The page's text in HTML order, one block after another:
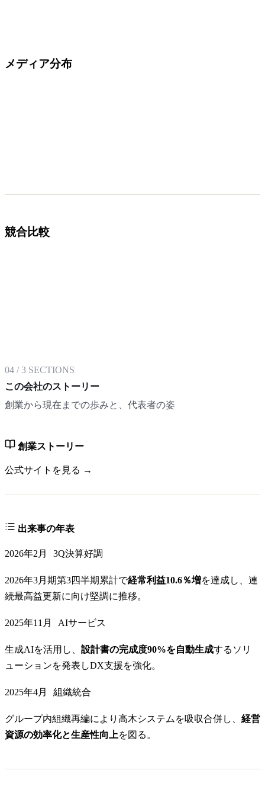
メディア分布
競合比較
04 /3 SECTIONS
この会社のストーリー
創業から現在までの歩みと、代表者の姿
創業ストーリー
公式サイトを見る →
出来事の年表
2026年2月 3Q決算好調
2026年3月期第3四半期累計で経常利益10.6％増を達成し、連
続最高益更新に向け堅調に推移。
2025年11月 AIサービス
生成AIを活用し、 設計書の完成度90%を自動生成するソリ
ューションを発表しDX支援を強化。
2025年4月 組織統合
グループ内組織再編により高木システムを吸収合併し、 経営
資源の効率化と生産性向上を図る。